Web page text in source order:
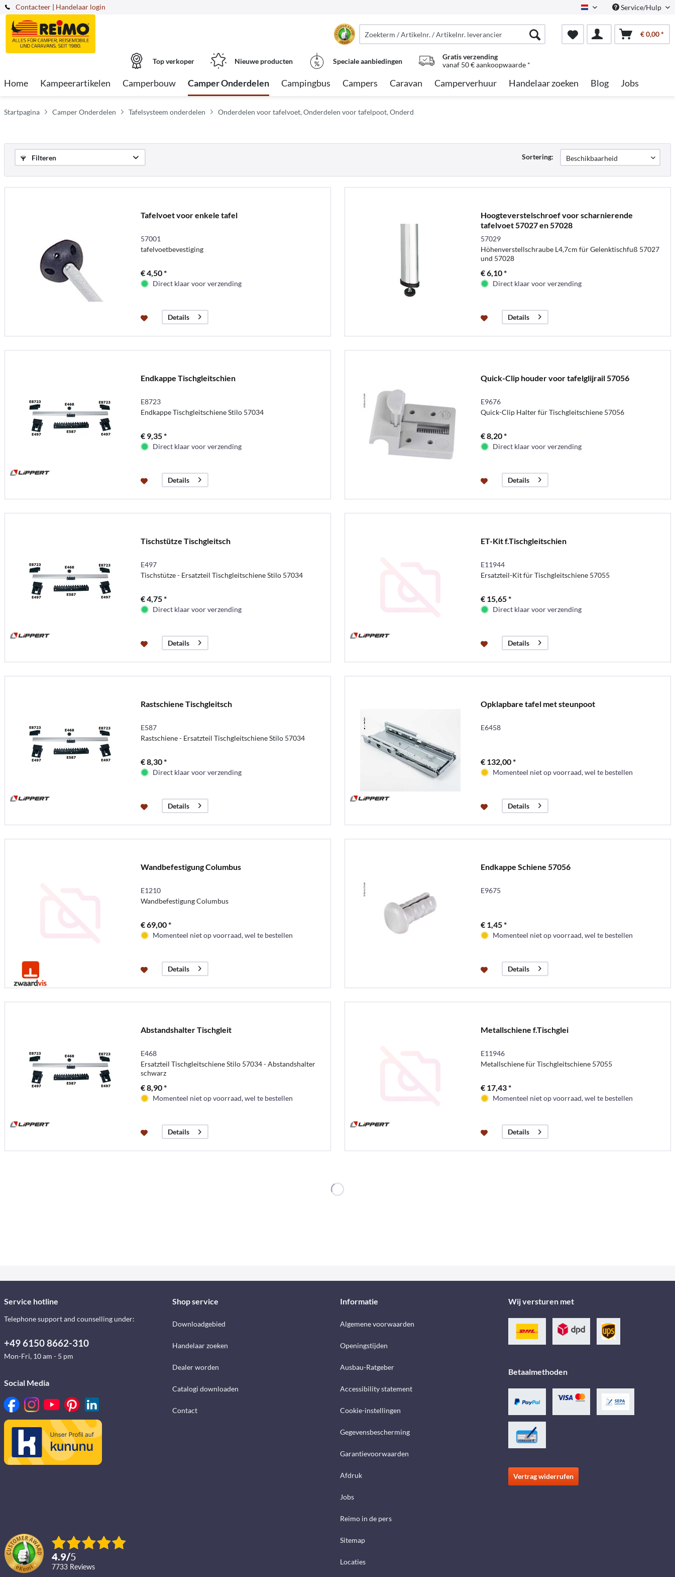
Contacteer Dutch Service/Hulp
| Handelaar login
€ 0,00 *
Top verkoper Nieuwe producten Speciale aanbiedingen
Gratis verzending
vanaf 50 € aankoopwaarde *
Home Kampeerartikelen Camperbouw Camper Onderdelen Campingbus Campers Caravan Camperverhuur Handelaar zoeken Blog Jobs
Startpagina Camper Onderdelen Tafelsysteem onderdelen Onderdelen voor tafelvoet, Onderdelen voor tafelpoot, Onderd
Filteren Sortering:
Tafelvoet voor enkele tafel
57001
tafelvoetbevestiging
€ 4,50 *
Direct klaar voor verzending
Details
Hoogteverstelschroef voor scharnierende
tafelvoet 57027 en 57028
57029
Höhenverstellschraube L4,7cm für Gelenktischfuß 57027
und 57028
€ 6,10 *
Direct klaar voor verzending
Details
Endkappe Tischgleitschien
E8723
Endkappe Tischgleitschiene Stilo 57034
€ 9,35 *
Direct klaar voor verzending
Details
Quick-Clip houder voor tafelglijrail 57056
E9676
Quick-Clip Halter für Tischgleitschiene 57056
€ 8,20 *
Direct klaar voor verzending
Details
Tischstütze Tischgleitsch
E497
Tischstütze - Ersatzteil Tischgleitschiene Stilo 57034
€ 4,75 *
Direct klaar voor verzending
Details
ET-Kit f.Tischgleitschien
E11944
Ersatzteil-Kit für Tischgleitschiene 57055
€ 15,65 *
Direct klaar voor verzending
Details
Rastschiene Tischgleitsch
E587
Rastschiene - Ersatzteil Tischgleitschiene Stilo 57034
€ 8,30 *
Direct klaar voor verzending
Details
Opklapbare tafel met steunpoot
E6458
€ 132,00 *
Momenteel niet op voorraad, wel te bestellen
Details
Wandbefestigung Columbus
E1210
Wandbefestigung Columbus
€ 69,00 *
Momenteel niet op voorraad, wel te bestellen
Details
Endkappe Schiene 57056
E9675
€ 1,45 *
Momenteel niet op voorraad, wel te bestellen
Details
Abstandshalter Tischgleit
E468
Ersatzteil Tischgleitschiene Stilo 57034 - Abstandshalter
schwarz
€ 8,90 *
Momenteel niet op voorraad, wel te bestellen
Details
Metallschiene f.Tischglei
E11946
Metallschiene für Tischgleitschiene 57055
€ 17,43 *
Momenteel niet op voorraad, wel te bestellen
Details
Service hotline
Telephone support and counselling under:
+49 6150 8662-310
Mon-Fri, 10 am - 5 pm
Social Media
4.9/5
7733 reviews
Shop service
Downloadgebied
Handelaar zoeken
Dealer worden
Catalogi downloaden
Contact
Informatie
Algemene voorwaarden
Openingstijden
Ausbau-Ratgeber
Accessibility statement
Cookie-instellingen
Gegevensbescherming
Garantievoorwaarden
Afdruk
Jobs
Reimo in de pers
Sitemap
Locaties
Wij versturen met
Betaalmethoden
Vertrag widerrufen